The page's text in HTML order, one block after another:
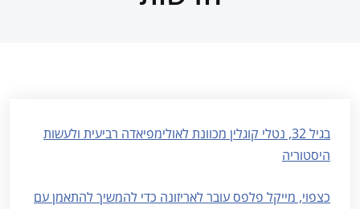
בגיל 32, נטלי קוגלין מכוונת לאולימפיאדה רביעית ולעשות
היסטוריה
כצפוי, מייקל פלפס עובר לאריזונה כדי להמשיך להתאמן עם